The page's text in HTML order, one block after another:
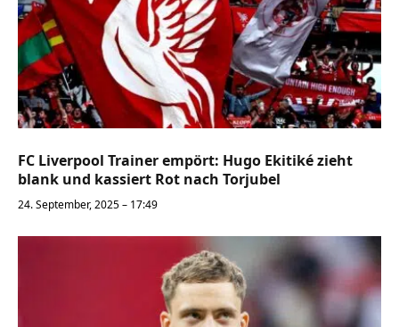
FC Liverpool Trainer empört: Hugo Ekitiké zieht
blank und kassiert Rot nach Torjubel
24. September, 2025 – 17:49